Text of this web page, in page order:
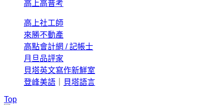
高上高普考
高上社工師
來勝不動產
高點會計網 / 記帳士
月旦品評家
貝塔英文寫作新鮮室
登峰美語
貝塔語言
Top